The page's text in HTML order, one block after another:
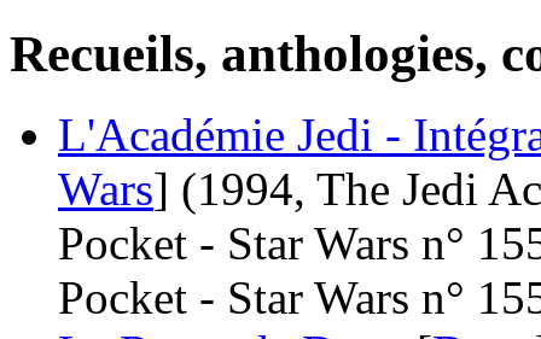
Recueils, anthologies,
L'Académie Jedi -
Wars] (1994, The Jedi
Pocket - Star Wars n°
Pocket - Star Wars n°